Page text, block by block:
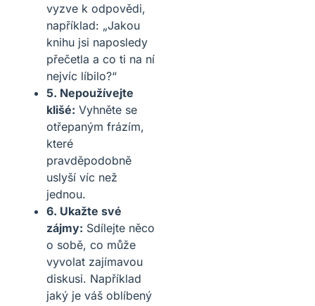
vyzve k odpovědi,
například: „Jakou
knihu jsi naposledy
přečetla a co ti na ní
nejvíc líbilo?“
5. Nepoužívejte
klišé: Vyhněte se
otřepaným frázím,
které
pravděpodobně
uslyší víc než
jednou.
6. Ukažte své
zájmy: Sdílejte něco
o sobě, co může
vyvolat zajímavou
diskusi. Například
jaký je váš oblíbený